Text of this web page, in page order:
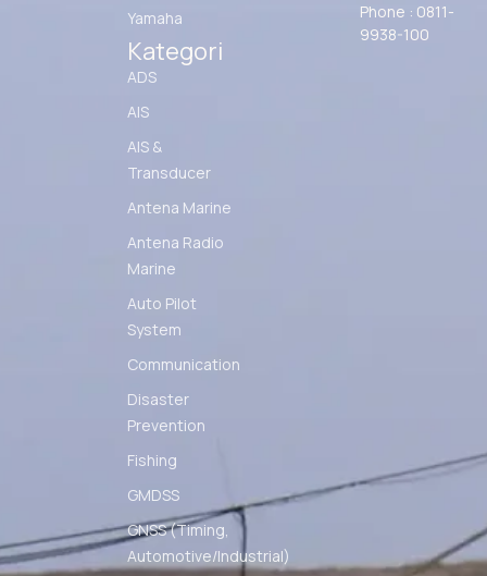
Yamaha
Kategori
ADS
AIS
AIS &
Transducer
Antena Marine
Antena Radio
Marine
Auto Pilot
System
Communication
Disaster
Prevention
Fishing
GMDSS
GNSS (Timing,
Automotive/Industrial)
Phone : 0811-
9938-100